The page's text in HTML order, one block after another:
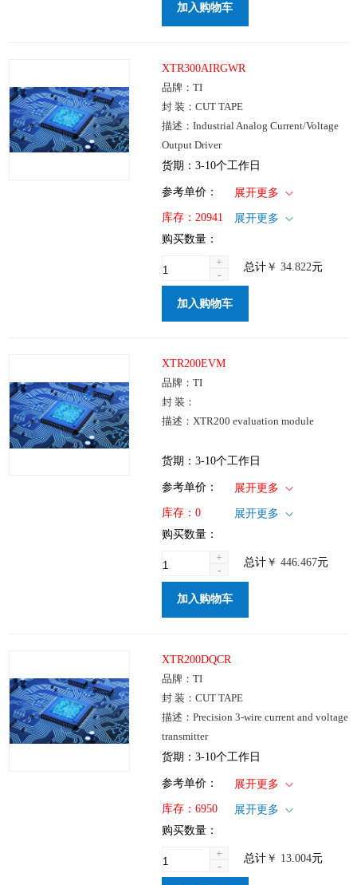
加入购物车
XTR300AIRGWR
品牌：TI
封 装：CUT TAPE
描述：Industrial Analog Current/Voltage
Output Driver
货期：3-10个工作日
参考单价： 1+: ￥34.822
: ￥27.758
展开更多
库存： 20941
仓库：国内
展开更多
购买数量：
+
-
总计￥ 34.822元
加入购物车
XTR200EVM
品牌：TI
封 装：
描述：XTR200 evaluation module
货期：3-10个工作日
参考单价： 1+: ￥446.467
展开更多
库存： 0
仓库：国内
展开更多
购买数量：
+
-
总计￥ 446.467元
加入购物车
XTR200DQCR
品牌：TI
封 装：CUT TAPE
描述：Precision 3-wire current and voltage
transmitter
货期：3-10个工作日
参考单价： 1+: ￥13.004
: ￥10.504
展开更多
库存： 6950
仓库：国内
展开更多
购买数量：
+
-
总计￥ 13.004元